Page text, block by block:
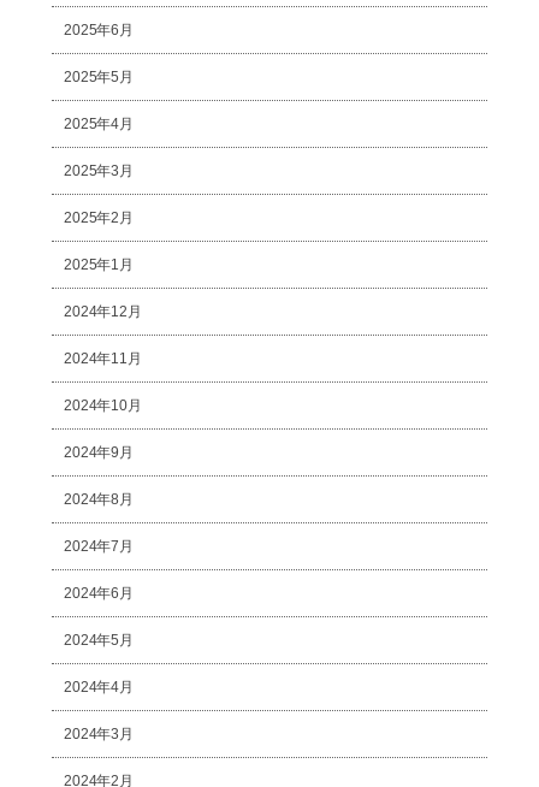
2025年6月
2025年5月
2025年4月
2025年3月
2025年2月
2025年1月
2024年12月
2024年11月
2024年10月
2024年9月
2024年8月
2024年7月
2024年6月
2024年5月
2024年4月
2024年3月
2024年2月